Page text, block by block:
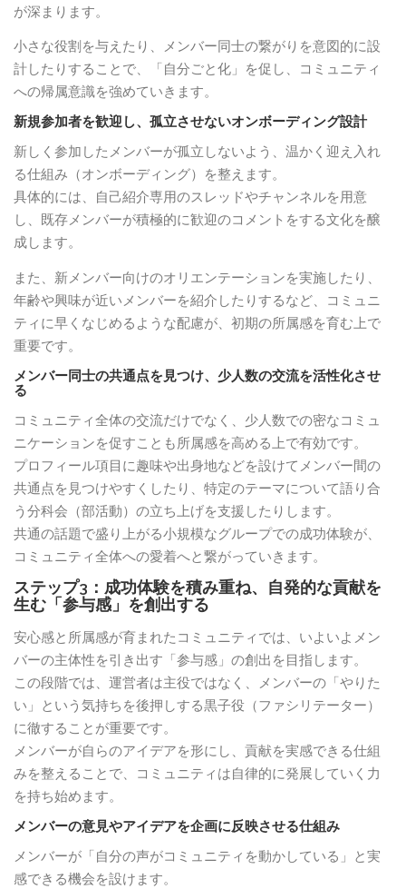
が深まります。
小さな役割を与えたり、メンバー同士の繋がりを意図的に設
計したりすることで、「自分ごと化」を促し、コミュニティ
への帰属意識を強めていきます。
新規参加者を歓迎し、孤立させないオンボーディング設計
新しく参加したメンバーが孤立しないよう、温かく迎え入れ
る仕組み（オンボーディング）を整えます。
具体的には、自己紹介専用のスレッドやチャンネルを用意
し、既存メンバーが積極的に歓迎のコメントをする文化を醸
成します。
また、新メンバー向けのオリエンテーションを実施したり、
年齢や興味が近いメンバーを紹介したりするなど、コミュニ
ティに早くなじめるような配慮が、初期の所属感を育む上で
重要です。
メンバー同士の共通点を見つけ、少人数の交流を活性化させ
る
コミュニティ全体の交流だけでなく、少人数での密なコミュ
ニケーションを促すことも所属感を高める上で有効です。
プロフィール項目に趣味や出身地などを設けてメンバー間の
共通点を見つけやすくしたり、特定のテーマについて語り合
う分科会（部活動）の立ち上げを支援したりします。
共通の話題で盛り上がる小規模なグループでの成功体験が、
コミュニティ全体への愛着へと繋がっていきます。
ステップ3：成功体験を積み重ね、自発的な貢献を
生む「参与感」を創出する
安心感と所属感が育まれたコミュニティでは、いよいよメン
バーの主体性を引き出す「参与感」の創出を目指します。
この段階では、運営者は主役ではなく、メンバーの「やりた
い」という気持ちを後押しする黒子役（ファシリテーター）
に徹することが重要です。
メンバーが自らのアイデアを形にし、貢献を実感できる仕組
みを整えることで、コミュニティは自律的に発展していく力
を持ち始めます。
メンバーの意見やアイデアを企画に反映させる仕組み
メンバーが「自分の声がコミュニティを動かしている」と実
感できる機会を設けます。